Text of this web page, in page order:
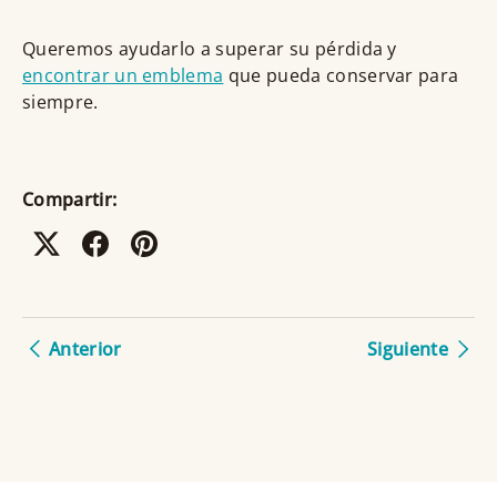
Queremos ayudarlo a superar su pérdida y
encontrar un emblema que pueda conservar para
siempre.
Compartir:
Anterior Siguiente